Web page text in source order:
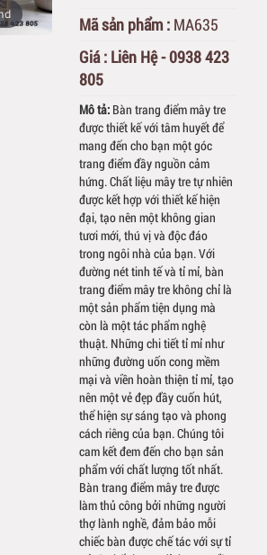
Mã sản phẩm : MA635
Giá : Liên Hệ - 0938 423
805
Mô tả: Bàn trang điểm mây tre
được thiết kế với tâm huyết để
mang đến cho bạn một góc
trang điểm đầy nguồn cảm
hứng. Chất liệu mây tre tự nhiên
được kết hợp với thiết kế hiện
đại, tạo nên một không gian
tươi mới, thú vị và độc đáo
trong ngôi nhà của bạn. Với
đường nét tinh tế và tỉ mỉ, bàn
trang điểm mây tre không chỉ là
một sản phẩm tiện dụng mà
còn là một tác phẩm nghệ
thuật. Những chi tiết tỉ mỉ như
những đường uốn cong mềm
mại và viền hoàn thiện tỉ mỉ, tạo
nên một vẻ đẹp đầy cuốn hút,
thể hiện sự sáng tạo và phong
cách riêng của bạn. Chúng tôi
cam kết đem đến cho bạn sản
phẩm với chất lượng tốt nhất.
Bàn trang điểm mây tre được
làm thủ công bởi những người
thợ lành nghề, đảm bảo mỗi
chiếc bàn được chế tác với sự tỉ